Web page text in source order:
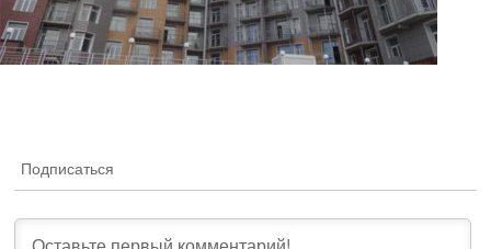
Подписаться